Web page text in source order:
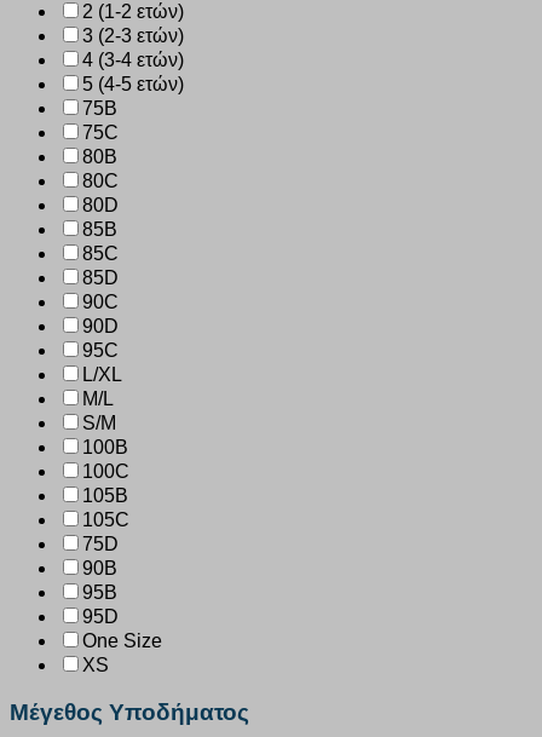
2 (1-2 ετών)
3 (2-3 ετών)
4 (3-4 ετών)
5 (4-5 ετών)
75B
75C
80B
80C
80D
85B
85C
85D
90C
90D
95C
L/XL
M/L
S/M
100B
100C
105B
105C
75D
90B
95B
95D
One Size
XS
Μέγεθος Υποδήματος